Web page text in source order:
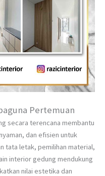
Pertemuan
secara terencana membantu
dan efisien untuk
tata letak, pemilihan material,
interior gedung mendukung
nilai estetika dan